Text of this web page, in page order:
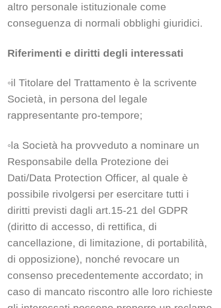
altro personale istituzionale come
conseguenza di normali obblighi giuridici.
Riferimenti e diritti degli interessati
◦il Titolare del Trattamento è la scrivente
Società, in persona del legale
rappresentante pro-tempore;
◦la Società ha provveduto a nominare un
Responsabile della Protezione dei
Dati/Data Protection Officer, al quale è
possibile rivolgersi per esercitare tutti i
diritti previsti dagli art.15-21 del GDPR
(diritto di accesso, di rettifica, di
cancellazione, di limitazione, di portabilità,
di opposizione), nonché revocare un
consenso precedentemente accordato; in
caso di mancato riscontro alle loro richieste